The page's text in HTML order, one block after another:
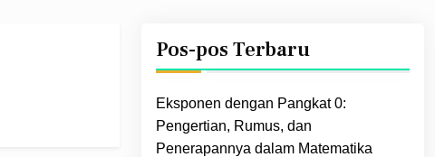
Pos-pos Terbaru
Eksponen dengan Pangkat 0:
Pengertian, Rumus, dan
Penerapannya dalam Matematika